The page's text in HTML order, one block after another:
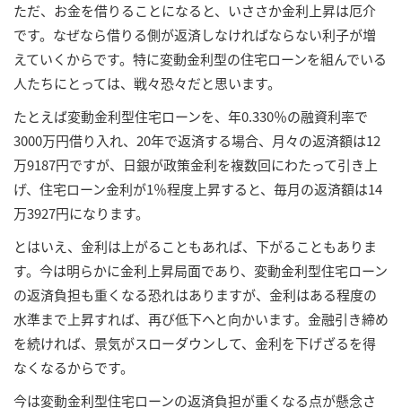
ただ、お金を借りることになると、いささか金利上昇は厄介
です。なぜなら借りる側が返済しなければならない利子が増
えていくからです。特に変動金利型の住宅ローンを組んでいる
人たちにとっては、戦々恐々だと思います。
たとえば変動金利型住宅ローンを、年0.330％の融資利率で
3000万円借り入れ、20年で返済する場合、月々の返済額は12
万9187円ですが、日銀が政策金利を複数回にわたって引き上
げ、住宅ローン金利が1％程度上昇すると、毎月の返済額は14
万3927円になります。
とはいえ、金利は上がることもあれば、下がることもありま
す。今は明らかに金利上昇局面であり、変動金利型住宅ローン
の返済負担も重くなる恐れはありますが、金利はある程度の
水準まで上昇すれば、再び低下へと向かいます。金融引き締め
を続ければ、景気がスローダウンして、金利を下げざるを得
なくなるからです。
今は変動金利型住宅ローンの返済負担が重くなる点が懸念さ